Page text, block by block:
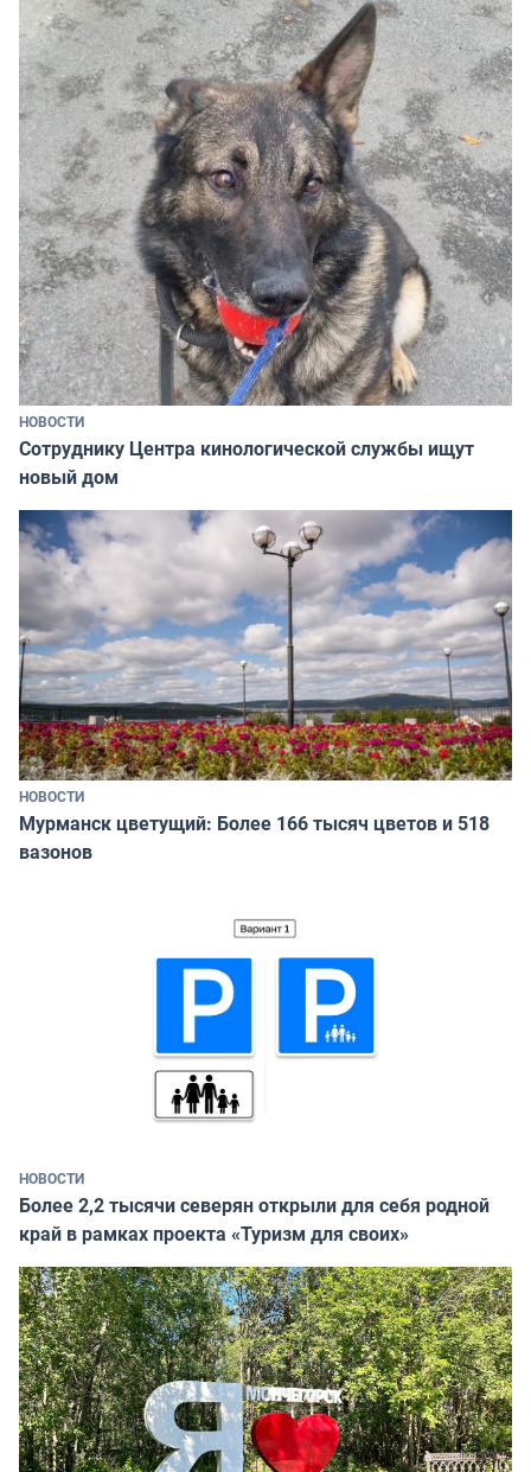
НОВОСТИ
Сотруднику Центра кинологической службы ищут
новый дом
НОВОСТИ
Мурманск цветущий: Более 166 тысяч цветов и 518
вазонов
НОВОСТИ
Более 2,2 тысячи северян открыли для себя родной
край в рамках проекта «Туризм для своих»